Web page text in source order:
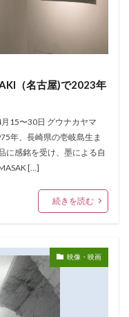
（名古屋)で2023年
15〜30日 グウナカヤマ
年、長崎県の壱岐島生ま
に感銘を受け、墨による自
[…]
続きを読む
映像・映画